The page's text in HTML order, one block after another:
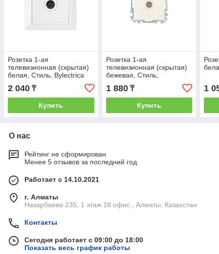
Розетка 1-ая
телевизионная (скрытая)
белая, Стиль, Bylectrica
2 040 ₸
Купить
Розетка 1-ая
телевизионная (скрытая)
бежевая, Стиль,
BYLECTRICA
1 880₸
Купить
1
О нас
Рейтинг не сформирован
Менее 5 отзывов за последний год
Работает с 14.10.2021
г. Алматы
Назарбаева 235, 1 этаж 18 офис , Алматы, Казахстан
Контакты
Сегодня работает с 09:00 до 18:00
Показать весь график работы